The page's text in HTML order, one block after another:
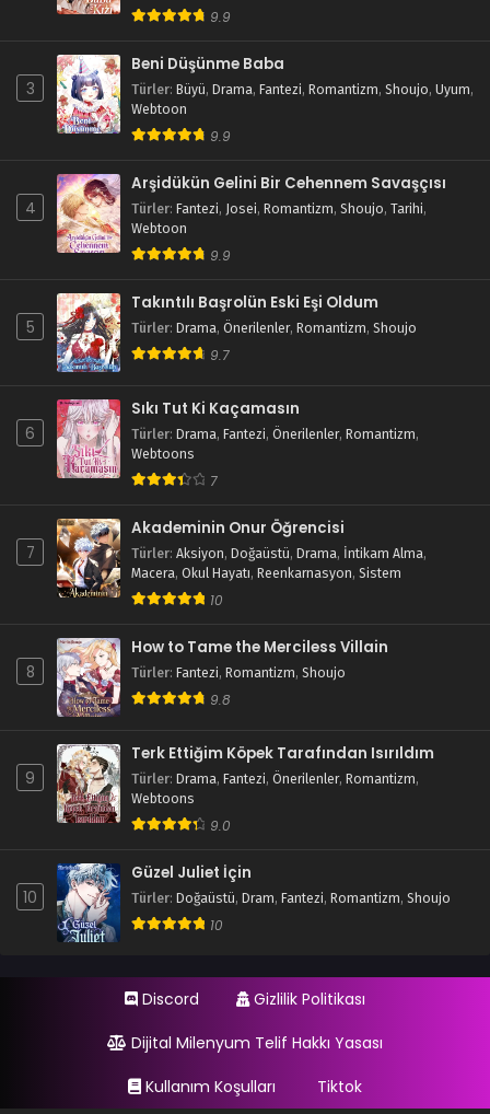
9.9
3
Beni Düşünme Baba
Türler: Büyü, Drama, Fantezi, Romantizm, Shoujo, Uyum,
Webtoon
9.9
4
Arşidükün Gelini Bir Cehennem Savaşçısı
Türler: Fantezi, Josei, Romantizm, Shoujo, Tarihi,
Webtoon
9.9
5
Takıntılı Başrolün Eski Eşi Oldum
Türler: Drama, Önerilenler, Romantizm, Shoujo
9.7
6
Sıkı Tut Ki Kaçamasın
Türler: Drama, Fantezi, Önerilenler, Romantizm,
Webtoons
7
7
Akademinin Onur Öğrencisi
Türler: Aksiyon, Doğaüstü, Drama, İntikam Alma,
Macera, Okul Hayatı, Reenkarnasyon, Sistem
10
8
How to Tame the Merciless Villain
Türler: Fantezi, Romantizm, Shoujo
9.8
9
Terk Ettiğim Köpek Tarafından Isırıldım
Türler: Drama, Fantezi, Önerilenler, Romantizm,
Webtoons
9.0
10
Güzel Juliet İçin
Türler: Doğaüstü, Dram, Fantezi, Romantizm, Shoujo
10
Discord
Gizlilik Politikası
Dijital Milenyum Telif Hakkı Yasası
Kullanım Koşulları
Tiktok